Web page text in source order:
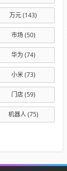
万元(143)
市场(50)
华为 (74)
小米(73)
门店(59)
机器人(75)